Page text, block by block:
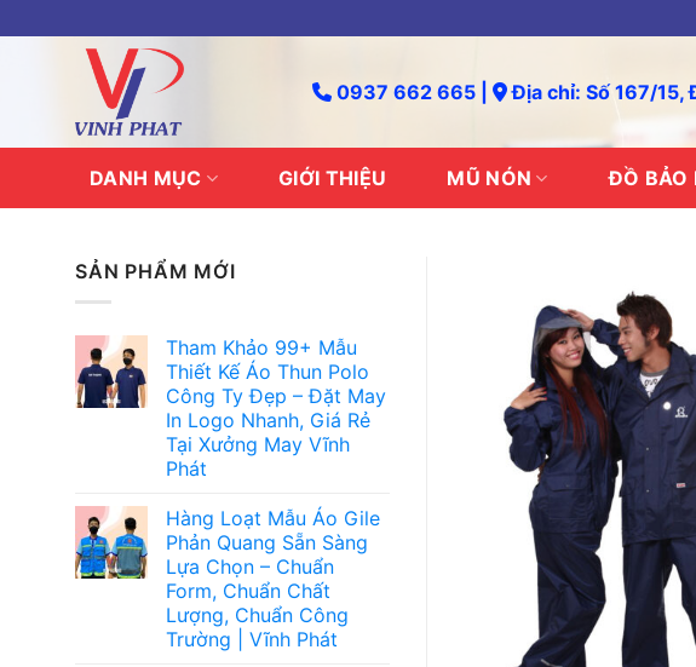
to
0937 662 665 | Địa chỉ: Số 167/15,
DANH MỤC GIỚI THIỆU MŨ NÓN ĐỒ BẢO
SẢN PHẨM MỚI
Tham Khảo 99+ Mẫu
Thiết Kế Áo Thun Polo
Công Ty Đẹp – Đặt May
In Logo Nhanh, Giá Rẻ
Tại Xưởng May Vĩnh
Phát
Hàng Loạt Mẫu Áo Gile
Phản Quang Sẵn Sàng
Lựa Chọn – Chuẩn
Form, Chuẩn Chất
Lượng, Chuẩn Công
Trường | Vĩnh Phát